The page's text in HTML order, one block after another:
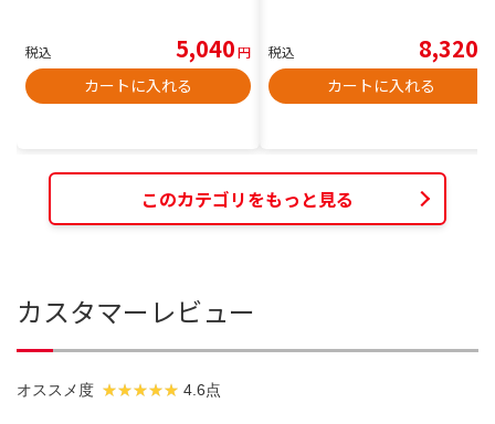
税込 5,040円
カートに入れる
税込 8,320
カートに入れる
このカテゴリをもっと見る
カスタマーレビュー
オススメ度 4.6点